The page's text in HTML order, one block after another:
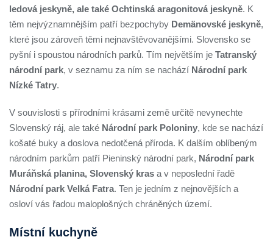
ledová jeskyně, ale také Ochtinská aragonitová jeskyně. K
těm nejvýznamnějším patří bezpochyby Demänovské jeskyně,
které jsou zároveň těmi nejnavštěvovanějšími. Slovensko se
pyšní i spoustou národních parků. Tím největším je Tatranský
národní park, v seznamu za ním se nachází Národní park
Nízké Tatry.
V souvislosti s přírodními krásami země určitě nevynechte
Slovenský ráj, ale také Národní park Poloniny, kde se nachází
košaté buky a doslova nedotčená příroda. K dalším oblíbeným
národním parkům patří Pieninský národní park, Národní park
Muráňská planina, Slovenský kras a v neposlední řadě
Národní park Velká Fatra. Ten je jedním z nejnovějších a
osloví vás řadou maloplošných chráněných území.
Místní kuchyně